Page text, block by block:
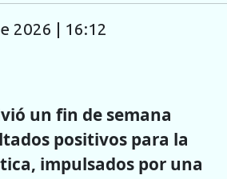
2026 | 16:12
un fin de semana
positivos para la
impulsados por una